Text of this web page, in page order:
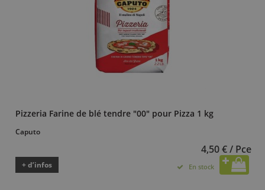
Pizzeria Farine de blé tendre "00" pour Pizza 1 kg
Caputo
4,50 € / Pce
+ d’infos En stock